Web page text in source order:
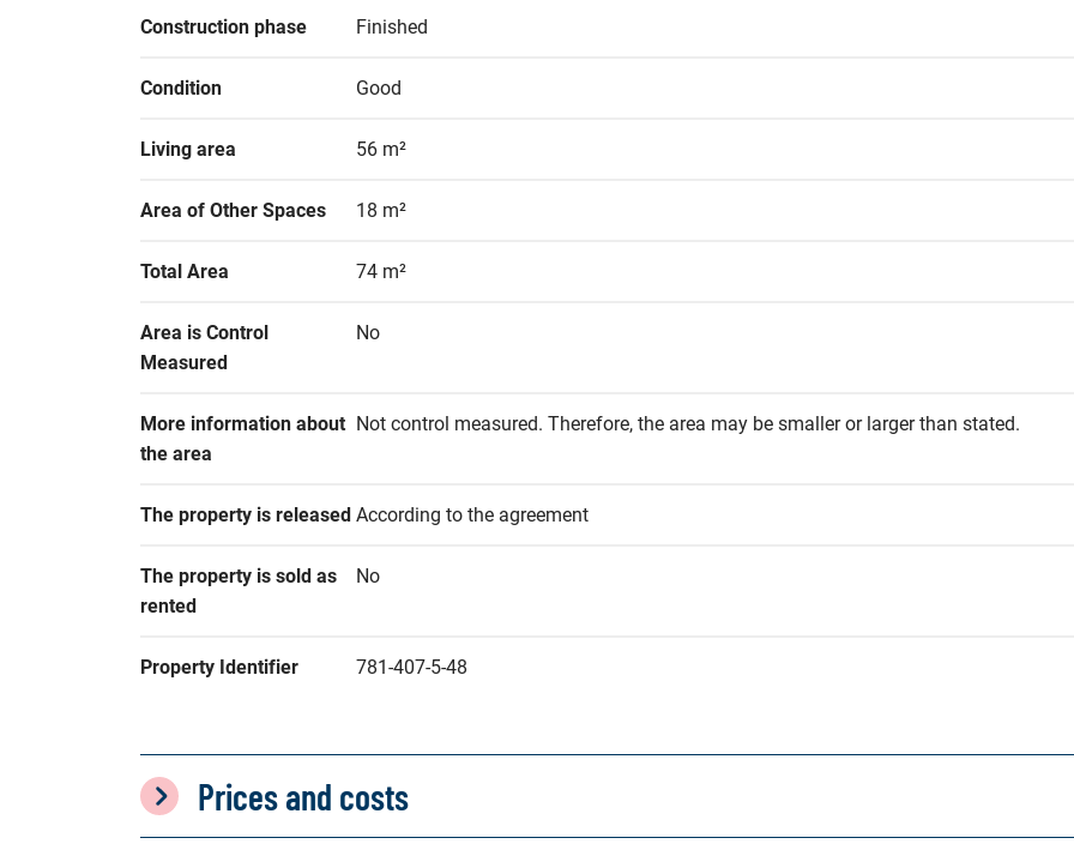
Construction phase Finished
Condition Good
Living area 56 m²
Area of Other Spaces 18 m²
Total Area 74 m²
Area is Control
Measured
No
More information about
the area
Not control measured. Therefore, the area may be smaller or larger than stated.
The property is released According to the agreement
The property is sold as
rented
No
Property Identifier 781-407-5-48
Prices and costs